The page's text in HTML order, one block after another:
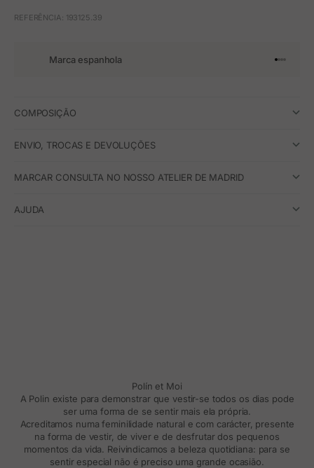
REFERÊNCIA: 193125.39
Marca espanhola Ir para o
Ir para
Ir para
Ir para
COMPOSIÇÃO
ENVIO, TROCAS E DEVOLUÇÕES
MARCAR CONSULTA NO NOSSO ATELIER DE MADRID
AJUDA
Polín et Moi
A Polin existe para demonstrar que vestir-se todos os dias pode
ser uma forma de se sentir mais ela própria.
Acreditamos numa feminilidade natural e com carácter, presente
na forma de vestir, de viver e de desfrutar dos pequenos
momentos da vida. Reivindicamos a beleza quotidiana: para se
sentir especial não é preciso uma grande ocasião.